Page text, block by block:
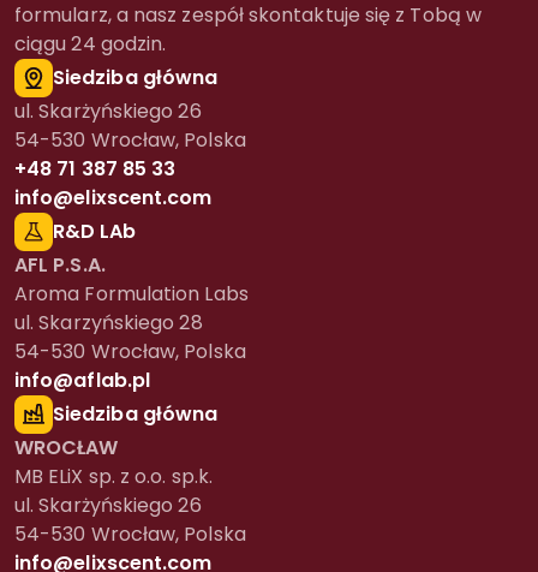
formularz, a nasz zespół skontaktuje się z Tobą w
ciągu 24 godzin.
Siedziba główna
ul. Skarżyńskiego 26
54-530 Wrocław, Polska
+48 71 387 85 33
info@elixscent.com
R&D LAb
AFL P.S.A.
Aroma Formulation Labs
ul. Skarzyńskiego 28
54-530 Wrocław, Polska
info@aflab.pl
Siedziba główna
WROCŁAW
MB ELiX sp. z o.o. sp.k.
ul. Skarżyńskiego 26
54-530 Wrocław, Polska
info@elixscent.com